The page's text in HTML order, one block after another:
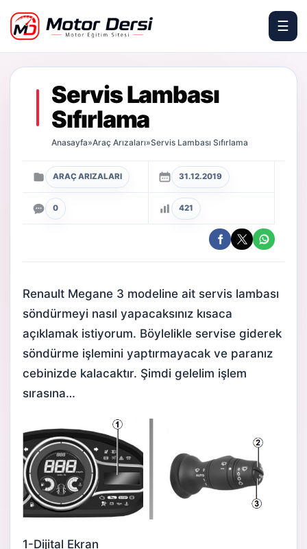
Motor Dersi
☰
Servis Lambası
Sıfırlama
Anasayfa»Araç Arızaları»Servis Lambası Sıfırlama
ARAÇ ARIZALARI 31.12.2019
0 421
Renault Megane 3 modeline ait servis lambası
söndürmeyi nasıl yapacaksınız kısaca
açıklamak istiyorum. Böylelikle servise giderek
söndürme işlemini yaptırmayacak ve paranız
cebinizde kalacaktır. Şimdi gelelim işlem
sırasına…
1-Dijital Ekran